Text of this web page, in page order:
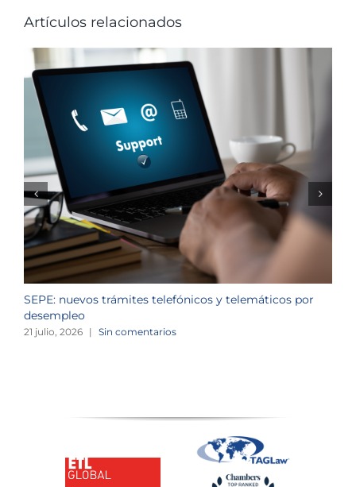
Artículos relacionados
SEPE: nuevos trámites telefónicos y telemáticos por
desempleo
21 julio, 2026 | Sin comentarios